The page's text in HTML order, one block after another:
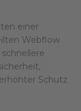
einer
Webflow
Schutz